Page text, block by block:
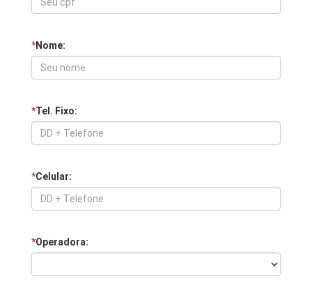
*Nome:
*Tel. Fixo:
*Celular:
*Operadora: